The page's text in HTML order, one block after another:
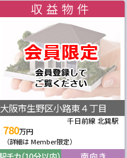
大阪市生野区小路東４丁目
千日前線 北巽駅
780万円
（詳細は Member限定）